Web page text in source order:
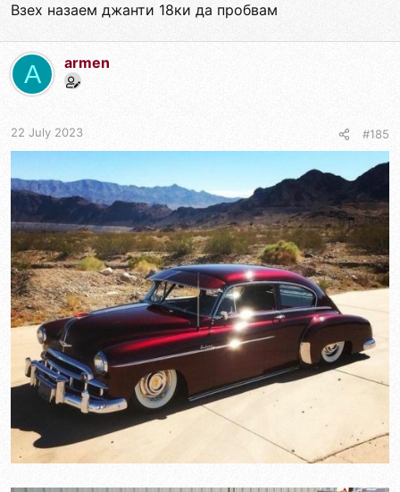
Взех назаем джанти 18ки да пробвам
A armen
22 July 2023 #185